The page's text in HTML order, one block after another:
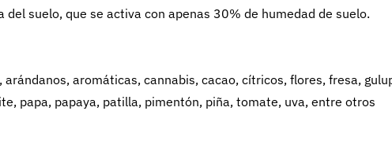
suelo, que se activa con apenas 30% de humedad de suelo.
aromáticas, cannabis, cacao, cítricos, flores, fresa,
papa, papaya, patilla, pimentón, piña, tomate, uva, entre otros